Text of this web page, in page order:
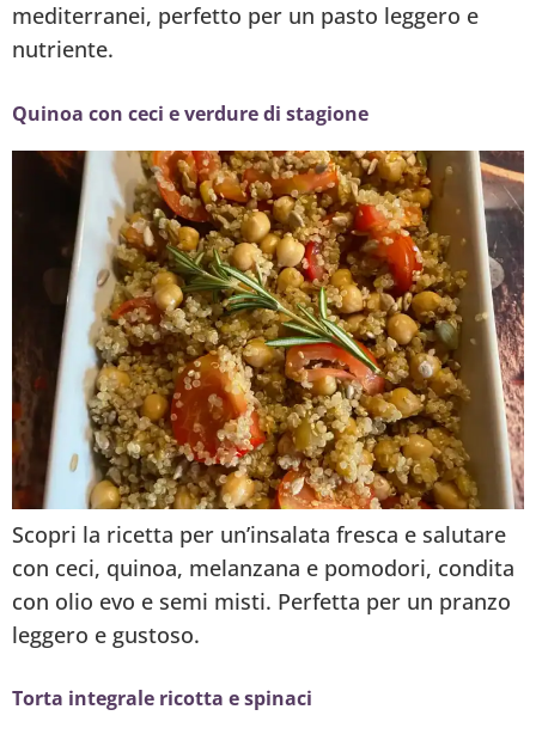
mediterranei, perfetto per un pasto leggero e
nutriente.
Quinoa con ceci e verdure di stagione
Scopri la ricetta per un’insalata fresca e salutare
con ceci, quinoa, melanzana e pomodori, condita
con olio evo e semi misti. Perfetta per un pranzo
leggero e gustoso.
Torta integrale ricotta e spinaci